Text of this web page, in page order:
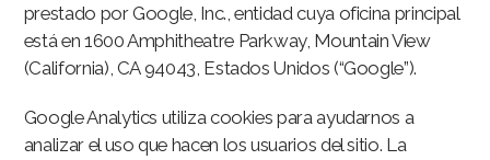
prestado por Google, Inc., entidad cuya oficina principal
está en 1600 Amphitheatre Parkway, Mountain View
(California), CA 94043, Estados Unidos (“Google”).
Google Analytics utiliza cookies para ayudarnos a
analizar el uso que hacen los usuarios del sitio. La